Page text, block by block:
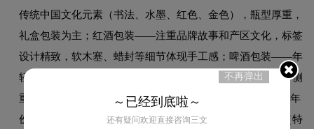
传统中国文化元素（书法、水墨、红色、金色），瓶型厚重，
礼盒包装为主；红酒包装——注重品牌故事和产区文化，标签
设计精致，软木塞、蜡封等细节体现手工感；啤酒包装——年
轻化和场景化，色彩鲜艳、图形大胆，罐装和瓶装设计各有侧
重；洋酒包装——简约现代、线条硬朗，突出品牌LOGO和年
份标识。共同特点：瓶型本身是重要设计元素，标签材质（特
不再弹出
～已经到底啦～
还有疑问欢迎直接咨询三文